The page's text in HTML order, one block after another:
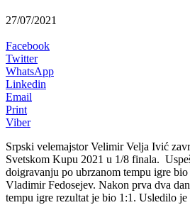
27/07/2021
Facebook
Twitter
WhatsApp
Linkedin
Email
Print
Viber
Srpski velemajstor Velimir Velja Ivić
Svetskom Kupu 2021 u 1/8 finala.
doigravanju po ubrzanom tempu igre
Vladimir Fedosejev. Nakon prva dva
tempu igre rezultat je bio 1:1. Usledilo